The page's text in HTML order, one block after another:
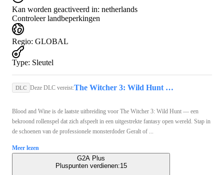
Kan worden geactiveerd in: netherlands
Controleer landbeperkingen
Regio: GLOBAL
Type: Sleutel
DLC Deze DLC vereist: The Witcher 3: Wild Hunt (PC) - GOG.COM Key - GLOBAL
Blood and Wine is de laatste uitbreiding voor The Witcher 3: Wild Hunt — een
bekroond rollenspel dat zich afspeelt in een uitgestrekte fantasy open wereld. Stap in
de schoenen van de professionele monsterdoder Geralt of ...
Meer lezen
G2A Plus
Pluspunten verdienen:15